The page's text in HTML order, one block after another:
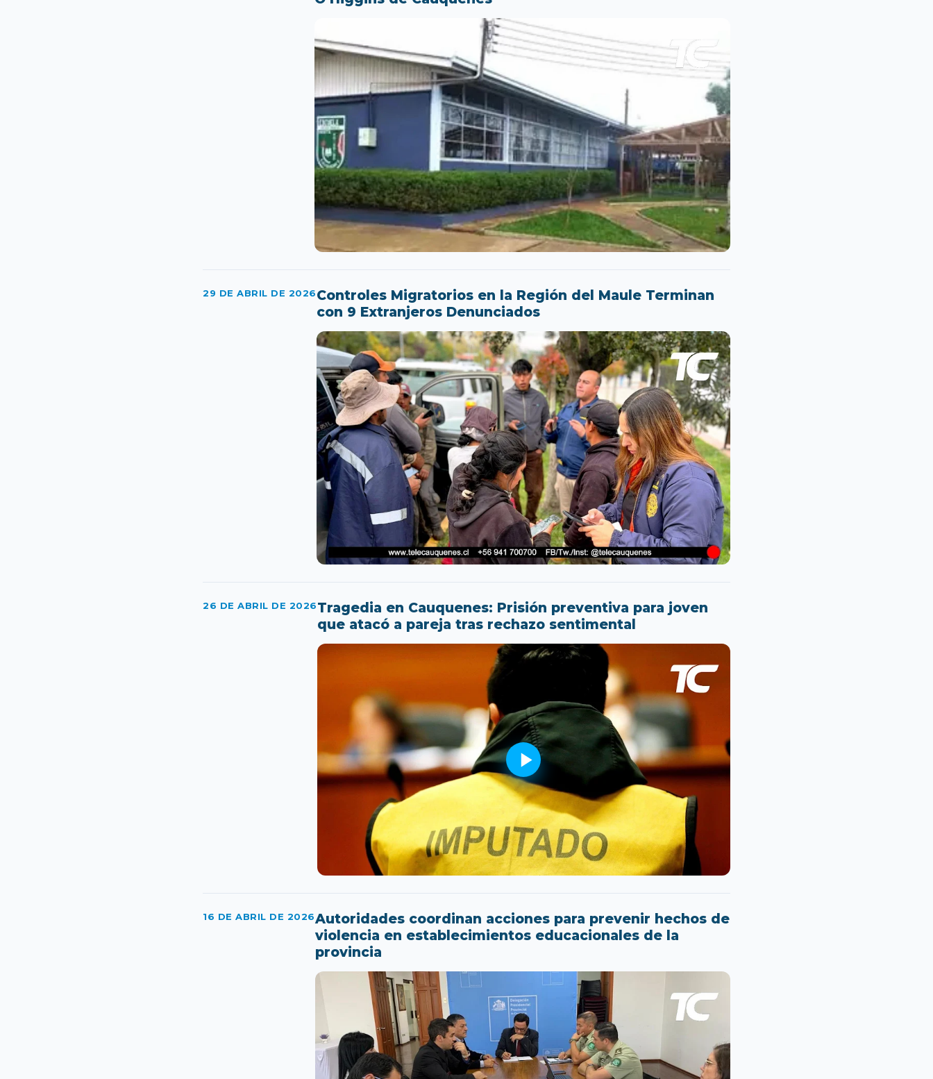
29 DE ABRIL DE 2026Controles Migratorios en la Región del Maule Terminan
con 9 Extranjeros Denunciados
26 DE ABRIL DE 2026Tragedia en Cauquenes: Prisión preventiva para joven
que atacó a pareja tras rechazo sentimental
16 DE ABRIL DE 2026Autoridades coordinan acciones para prevenir hechos de
violencia en establecimientos educacionales de la
provincia